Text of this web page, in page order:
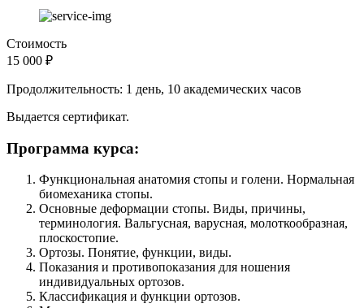
Стоимость
15 000 ₽
Продолжительность: 1 день, 10 академических часов
Выдается сертификат.
Программа курса:
Функциональная анатомия стопы и голени. Нормальная
биомеханика стопы.
Основные деформации стопы. Виды, причины,
терминология. Вальгусная, варусная, молоткообразная,
плоскостопие.
Ортозы. Понятие, функции, виды.
Показания и противопоказания для ношения
индивидуальных ортозов.
Классификация и функции ортозов.